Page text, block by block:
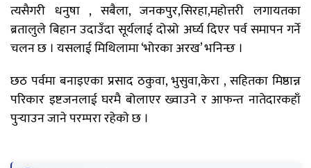
त्यसैगरी धनुषा , सबैला, जनकपुर,सिरहा,महोत्तरी लगायतका
ब्रतालुले बिहान उदाउँदा सूर्यलाई दोस्रो अर्घ्य दिएर पर्व समापन गर्ने
चलन छ । यसलाई मिथिलामा ‘भोरका अरख’ भनिन्छ ।
छठ पर्वमा बनाइएका प्रसाद ठकुवा, भुसुवा,केरा , सहितका मिष्ठान्न
परिकार इष्टजनलाई घरमै बोलाएर ख्वाउने र आफन्त नातेदारकहाँ
पुर्‍याउन जाने परम्परा रहेकाे छ ।